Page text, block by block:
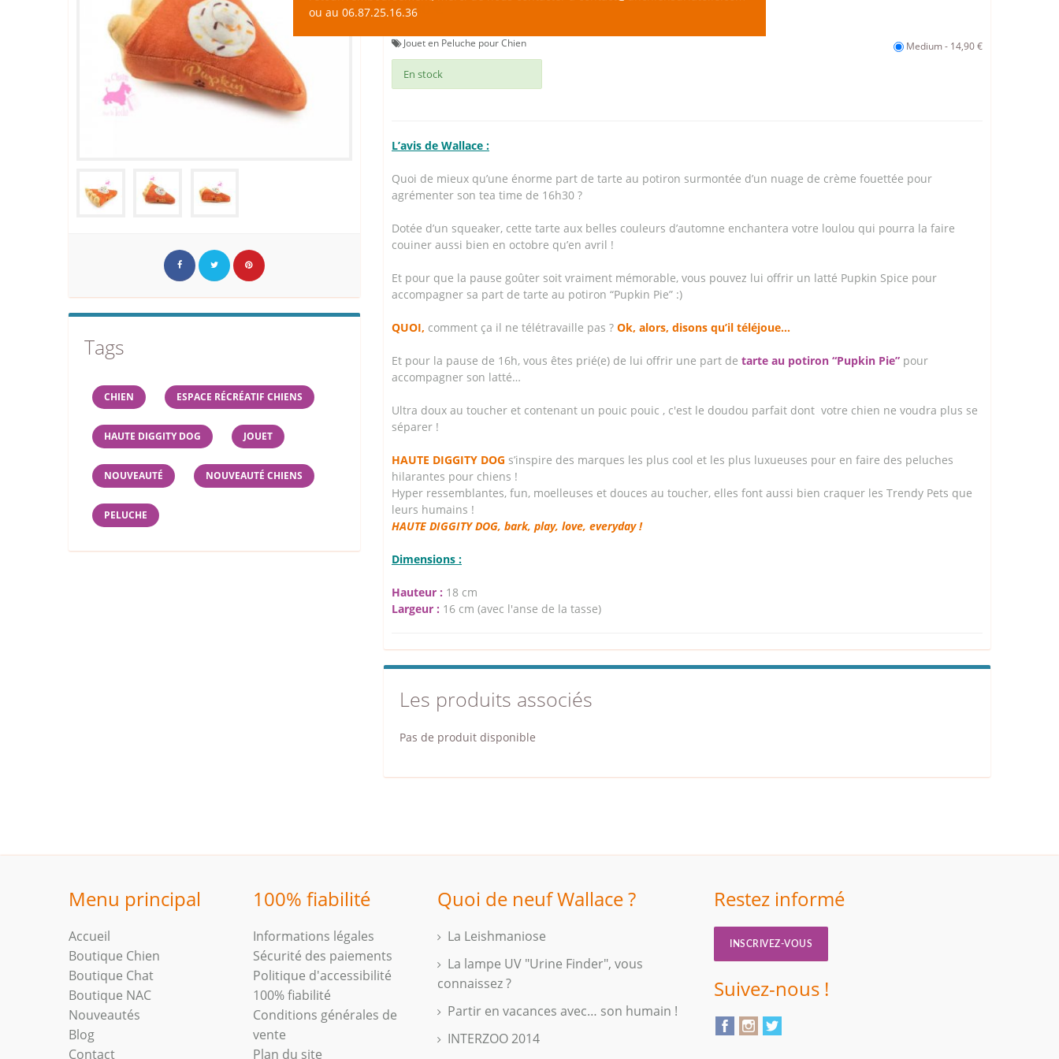
ou au 06.87.25.16.36
Tags
CHIEN ESPACE RÉCRÉATIF CHIENS
HAUTE DIGGITY DOG JOUET
NOUVEAUTÉ NOUVEAUTÉ CHIENS
PELUCHE
14,90 €
Jouet en Peluche pour Chien
En stock
Medium - 14,90 €
L’avis de Wallace :
Quoi de mieux qu’une énorme part de tarte au potiron surmontée d’un nuage de crème fouettée pour
agrémenter son tea time de 16h30 ?
Dotée d’un squeaker, cette tarte aux belles couleurs d’automne enchantera votre loulou qui pourra la faire
couiner aussi bien en octobre qu’en avril !
Et pour que la pause goûter soit vraiment mémorable, vous pouvez lui offrir un latté Pupkin Spice pour
accompagner sa part de tarte au potiron “Pupkin Pie” :)
QUOI, comment ça il ne télétravaille pas ? Ok, alors, disons qu’il téléjoue…
Et pour la pause de 16h, vous êtes prié(e) de lui offrir une part de tarte au potiron “Pupkin Pie” pour
accompagner son latté…
Ultra doux au toucher et contenant un pouic pouic , c'est le doudou parfait dont votre chien ne voudra plus se
séparer !
HAUTE DIGGITY DOG s’inspire des marques les plus cool et les plus luxueuses pour en faire des peluches
hilarantes pour chiens !
Hyper ressemblantes, fun, moelleuses et douces au toucher, elles font aussi bien craquer les Trendy Pets que
leurs humains !
HAUTE DIGGITY DOG, bark, play, love, everyday !
Dimensions :
Hauteur : 18 cm
Largeur : 16 cm (avec l'anse de la tasse)
Les produits associés
Pas de produit disponible
Menu principal
Accueil
Boutique Chien
Boutique Chat
Boutique NAC
Nouveautés
Blog
Contact
100% fiabilité
Informations légales
Sécurité des paiements
Politique d'accessibilité
100% fiabilité
Conditions générales de
vente
Plan du site
Quoi de neuf Wallace ?
La Leishmaniose
La lampe UV "Urine Finder", vous
connaissez ?
Partir en vacances avec… son humain !
INTERZOO 2014
Restez informé
INSCRIVEZ-VOUS
Suivez-nous !